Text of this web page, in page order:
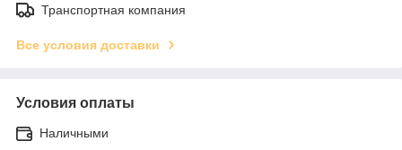
Транспортная компания
Все условия доставки
Условия оплаты
Наличными